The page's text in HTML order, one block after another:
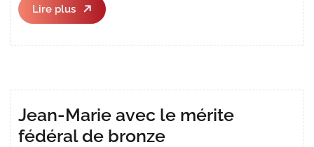
Lire plus
Lire
plus
Jean-Marie avec le mérite
fédéral de bronze